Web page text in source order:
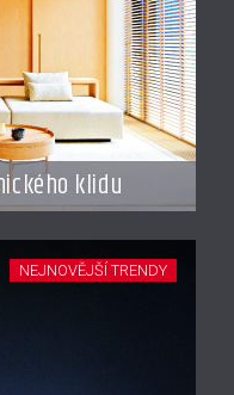
klidu
NEJNOVĚJŠÍ TRENDY